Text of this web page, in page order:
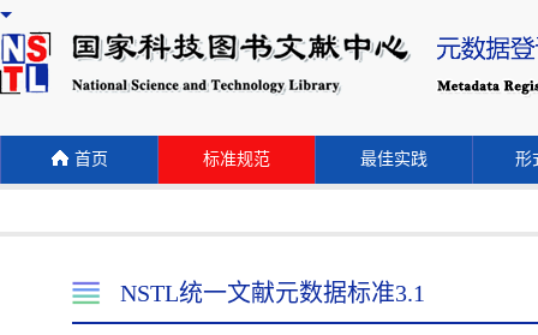
首页 标准规范 最佳实践 形
NSTL统一文献元数据标准3.1